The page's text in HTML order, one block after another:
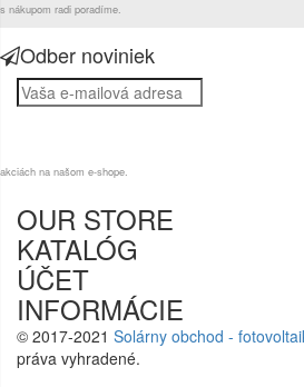
s nákupom radi poradíme.
Odber noviniek
akciách na našom e-shope.
OUR STORE
KATALÓG
ÚČET
INFORMÁCIE
© 2017-2021 Solárny obchod -
práva vyhradené.